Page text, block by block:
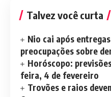
Talvez você curta
Nio cai após
preocupações sobre
Horóscopo:
feira, 4 de fevereiro
Trovões e raios